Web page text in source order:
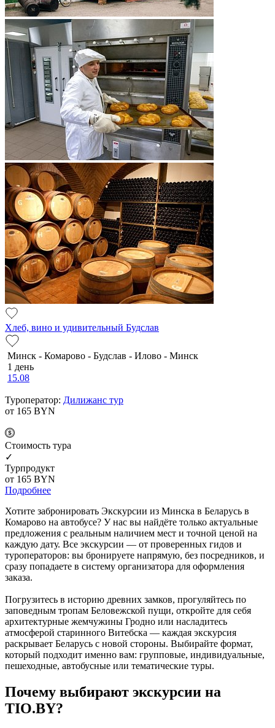
Хлеб, вино и удивительный Будслав
Минск - Комарово - Будслав - Илово - Минск
1 день
15.08
Туроператор: Дилижанс тур
от 165 BYN
Cтоимость тура
✓
Турпродукт
от 165 BYN
Подробнее
Хотите забронировать Экскурсии из Минска в Беларусь в
Комарово на автобусе? У нас вы найдёте только актуальные
предложения с реальным наличием мест и точной ценой на
каждую дату. Все экскурсии — от проверенных гидов и
туроператоров: вы бронируете напрямую, без посредников, и
сразу попадаете в систему организатора для оформления
заказа.
Погрузитесь в историю древних замков, прогуляйтесь по
заповедным тропам Беловежской пущи, откройте для себя
архитектурные жемчужины Гродно или насладитесь
атмосферой старинного Витебска — каждая экскурсия
раскрывает Беларусь с новой стороны. Выбирайте формат,
который подходит именно вам: групповые, индивидуальные,
пешеходные, автобусные или тематические туры.
Почему выбирают экскурсии на
TIO.BY?